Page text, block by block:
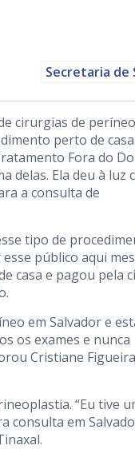
Secretaria de
cirurgias de
perto de
Fora do
delas. Ela deu à luz
a consulta de
tipo de
público aqui
casa e pagou pela
em Salvador e
os exames e nunca
Cristiane
“Eu tive
consulta em